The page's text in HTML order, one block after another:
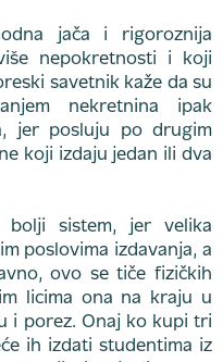
jača i rigoroznija
nepokretnosti i koji
savetnik kaže da su
nekretnina ipak
jer posluju po drugim
koji izdaju jedan ili dva
bolji sistem, jer velika
poslovima izdavanja, a
ovo se tiče fizičkih
licima ona na kraju u
i porez. Onaj ko kupi tri
ih izdati studentima iz